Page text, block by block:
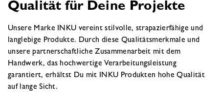
Qualität für Deine Projekte
Unsere Marke INKU vereint stilvolle, strapazierfähige und
langlebige Produkte. Durch diese Qualitätsmerkmale und
unsere partnerschaftliche Zusammenarbeit mit dem
Handwerk, das hochwertige Verarbeitungsleistung
garantiert, erhältst Du mit INKU Produkten hohe Qualität
auf lange Sicht.